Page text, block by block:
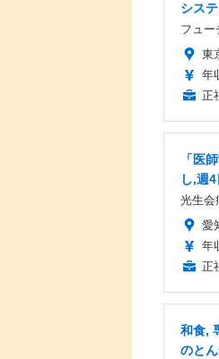
シス
フュー
東
年
正
「医
し,週
光生会
愛
年
正
和食,
のと